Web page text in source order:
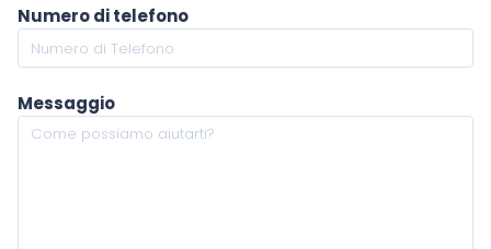
Numero di telefono
Messaggio